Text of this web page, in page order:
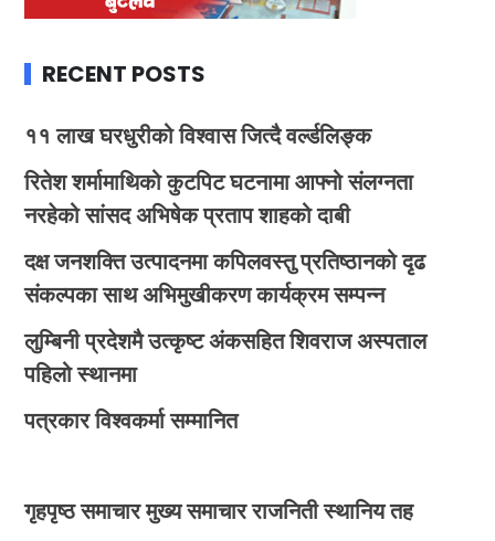
RECENT POSTS
११ लाख घरधुरीको विश्वास जित्दै वर्ल्डलिङ्क
रितेश शर्मामाथिको कुटपिट घटनामा आफ्नो संलग्नता
नरहेको सांसद अभिषेक प्रताप शाहको दाबी
दक्ष जनशक्ति उत्पादनमा कपिलवस्तु प्रतिष्ठानको दृढ
संकल्पका साथ अभिमुखीकरण कार्यक्रम सम्पन्न
लुम्बिनी प्रदेशमै उत्कृष्ट अंकसहित शिवराज अस्पताल
पहिलो स्थानमा
पत्रकार विश्वकर्मा सम्मानित
गृहपृष्ठ समाचार मुख्य समाचार राजनिती स्थानिय तह